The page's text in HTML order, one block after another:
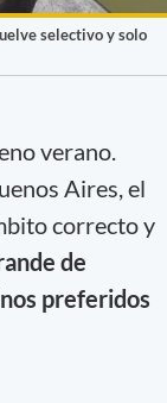
selectivo y solo
verano.
Aires, el
correcto y
de
preferidos